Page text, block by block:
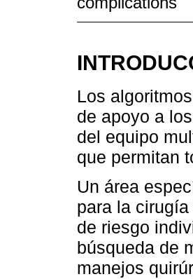
Los
de apoyo a
del equipo
que permitan
Un área
para la
de riesgo
búsqueda de
manejos